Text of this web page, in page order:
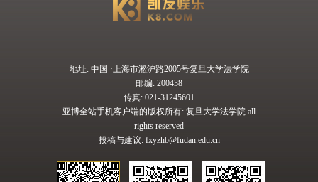
地址: 中国 ·上海市淞沪路2005号复旦大学法学院
邮编: 200438
传真: 021-31245601
亚博全站手机客户端的版权所有: 复旦大学法学院 all
rights reserved
投稿与建议: fxyzhb@fudan.edu.cn